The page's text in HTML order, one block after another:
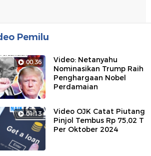
Pemilu
00:36
Video: Netanyahu
Nominasikan Trump Raih
Penghargaan Nobel
Perdamaian
01:13
Video OJK Catat Piutang
Pinjol Tembus Rp 75,02 T
Per Oktober 2024